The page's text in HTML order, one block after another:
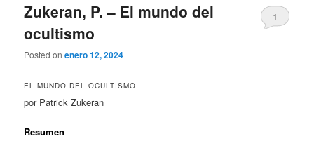
Zukeran, P. – El mundo del
ocultismo
Posted onenero 12, 2024
1
EL MUNDO DEL OCULTISMO
por Patrick Zukeran
Resumen